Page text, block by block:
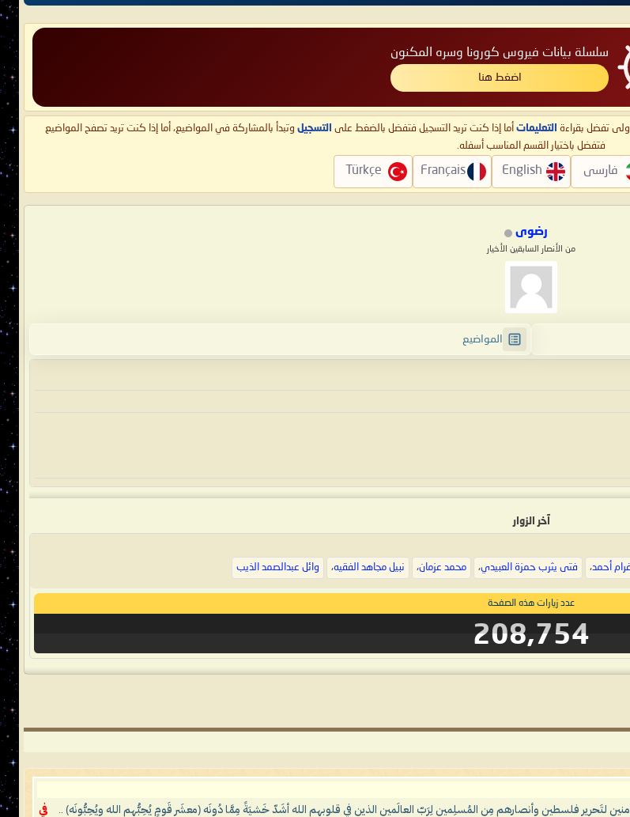
سلسلة بيانات فيروس كورونا وسره المكنون
اضغط هنا
تفضل بقراءة التعليمات أما إذا كنت تريد التسجيل فتفضل بالضغط على التسجيل وتبدأ بالمشاركة في المواضيع، أما إذا كنت تريد تصفح المواضيع
فتفضل باختيار القسم المناسب أسفله.
فارسی English
Français
Türkçe
رضوى
من الأنصار السابقين الأخيار
المواضيع
آخر الزوار
غرام أحمد، فتى يثرب حمزة العبيدي، محمد عزمان، نبيل مجاهد الفقيه، وائل عبدالصمد الذيب
عدد زيارات هذه الصفحة
208,754
لتَحرير فلسطين وأنصارهم مِن المُسلِمين لِرَبّ العالَمين الذين في قلوبهم الله أشَدّ خَشيَةً مِمَّا دُونَه (معشَر قَومٍ يُحِبُّهم الله ويُحِبُّونَه) ..
في